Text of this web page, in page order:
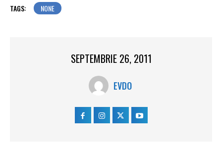
TAGS: NONE
SEPTEMBRIE 26, 2011
EVDO